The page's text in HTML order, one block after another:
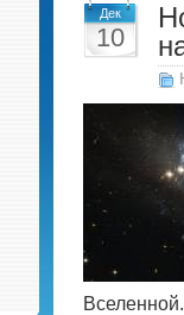
Дек
10
Вселенной.